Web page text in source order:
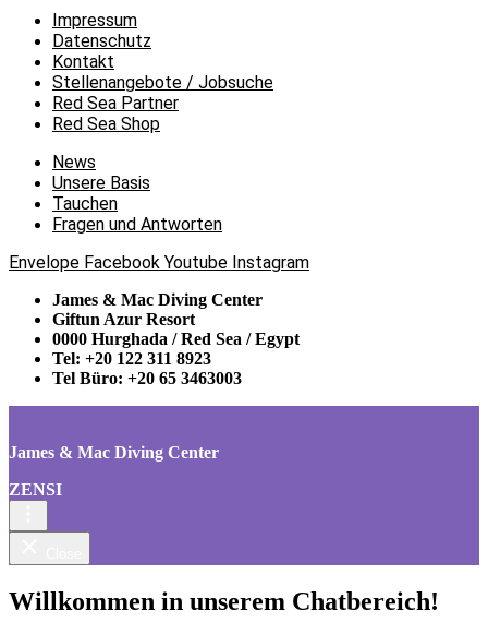
Impressum
Datenschutz
Kontakt
Stellenangebote / Jobsuche
Red Sea Partner
Red Sea Shop
News
Unsere Basis
Tauchen
Fragen und Antworten
Envelope Facebook Youtube Instagram
James & Mac Diving Center
Giftun Azur Resort
0000 Hurghada / Red Sea / Egypt
Tel: +20 122 311 8923
Tel Büro: +20 65 3463003
James & Mac Diving Center
ZENSI
Willkommen in unserem Chatbereich!